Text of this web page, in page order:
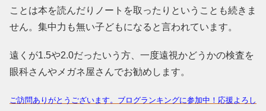
ことは本を読んだりノートを取ったりということも続きま
せん。集中力も無い子どもになると言われています。
遠くが1.5や2.0だったいう方、一度遠視かどうかの検査を
眼科さんやメガネ屋さんでお勧めします。
ご訪問ありがとうございます。ブログランキングに参加中！応援よろし